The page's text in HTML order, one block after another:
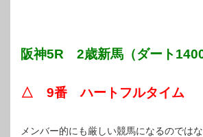
阪神5R 2歳新馬（ダート
△ 9番 ハートフルタイム
メンバー的にも厳しい競馬になるのではな